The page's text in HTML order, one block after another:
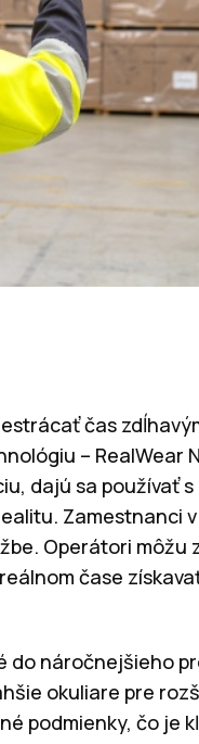
čas
– RealWear
dajú sa používať
Zamestnanci
Operátori môžu
čase
náročnejšieho
okuliare pre
podmienky, čo je